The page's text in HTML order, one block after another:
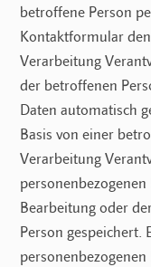
betroffene Person
Kontaktformular
Verarbeitung
der betroffenen
Daten automatisch
Basis von einer
Verarbeitung
Bearbeitung oder
Person gespeichert.